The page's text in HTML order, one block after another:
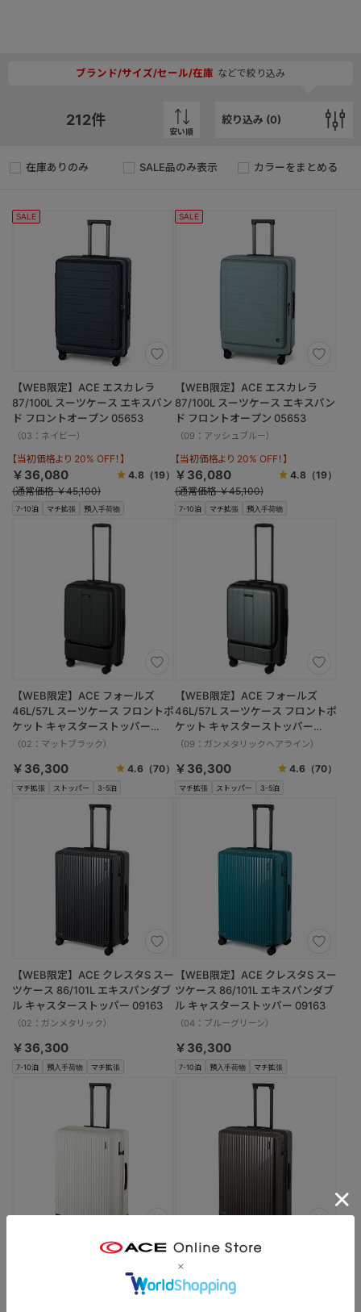
ブランド/サイズ/セール/在庫 などで絞り込み
212件
安い順
絞り込み (0)
在庫ありのみ カラーをまとめる
SALE品のみ表示
SALE
7-10泊 マチ拡張 預入手荷物
【WEB限定】ACE エスカレラ
87/100L スーツケース エキスパン
ド フロントオープン 05653
（03：ネイビー）
【当初価格より 20% OFF！】
￥36,080 4.8（19）
(通常価格 ￥45,100)
SALE
7-10泊 マチ拡張 預入手荷物
【WEB限定】ACE エスカレラ
87/100L スーツケース エキスパン
ド フロントオープン 05653
（09：アッシュブルー）
【当初価格より 20% OFF！】
￥36,080 4.8 （19）
(通常価格 ￥45,100)
マチ拡張 ストッパー 3-5泊
【WEB限定】ACE フォールズ
46L/57L スーツケース フロントポ
ケット キャスターストッパー
06906
（02：マットブラック）
￥36,300 4.6 （70）
マチ拡張 ストッパー 3-5泊
【WEB限定】ACE フォールズ
46L/57L スーツケース フロントポ
ケット キャスターストッパー
06906
（09：ガンメタリックヘアライン）
￥36,300 4.6 （70）
7-10泊 預入手荷物 マチ拡張
【WEB限定】ACE クレスタS スー
ツケース 86/101L エキスパンダブ
ル キャスターストッパー 09163
（02：ガンメタリック）
￥36,300
7-10泊 預入手荷物 マチ拡張
【WEB限定】ACE クレスタS スー
ツケース 86/101L エキスパンダブ
ル キャスターストッパー 09163
（04：ブルーグリーン）
￥36,300
【WEB限定】ACE クレスタS スー
ル キャスターストッパー 09163
【WEB限定】ACE クレスタS スー
ツケース 86/101L エキスパンダブ
ル キャスターストッパー 09163